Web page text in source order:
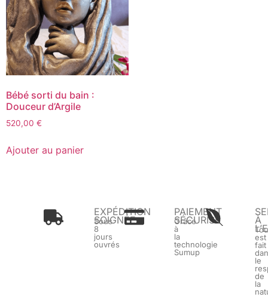
Bébé sorti du bain :
Douceur d’Argile
520,00 €
Ajouter au panier
EXPÉDITION
SOIGNÉE
Sous
8
jours
ouvrés
PAIEMENT
SÉCURISÉ
Grâce
à
la
technologie
Sumup
À
est
fait
le
de
la